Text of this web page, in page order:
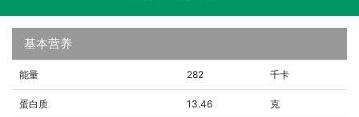
基本营养
能量 282 千卡
蛋白质 13.46 克